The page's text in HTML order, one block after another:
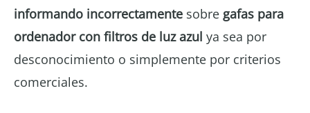
informando incorrectamente sobre gafas para
ordenador con filtros de luz azul ya sea por
desconocimiento o simplemente por criterios
comerciales.